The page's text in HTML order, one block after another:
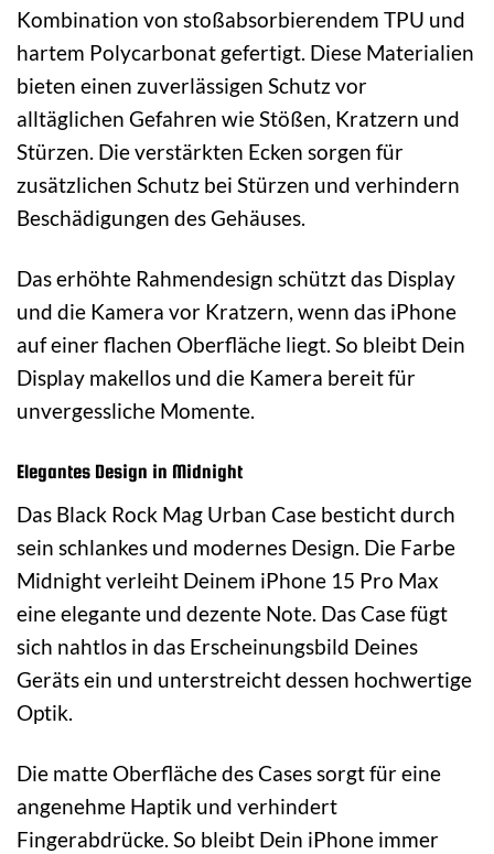
Kombination von stoßabsorbierendem TPU und
hartem Polycarbonat gefertigt. Diese Materialien
bieten einen zuverlässigen Schutz vor
alltäglichen Gefahren wie Stößen, Kratzern und
Stürzen. Die verstärkten Ecken sorgen für
zusätzlichen Schutz bei Stürzen und verhindern
Beschädigungen des Gehäuses.
Das erhöhte Rahmendesign schützt das Display
und die Kamera vor Kratzern, wenn das iPhone
auf einer flachen Oberfläche liegt. So bleibt Dein
Display makellos und die Kamera bereit für
unvergessliche Momente.
Elegantes Design in Midnight
Das Black Rock Mag Urban Case besticht durch
sein schlankes und modernes Design. Die Farbe
Midnight verleiht Deinem iPhone 15 Pro Max
eine elegante und dezente Note. Das Case fügt
sich nahtlos in das Erscheinungsbild Deines
Geräts ein und unterstreicht dessen hochwertige
Optik.
Die matte Oberfläche des Cases sorgt für eine
angenehme Haptik und verhindert
Fingerabdrücke. So bleibt Dein iPhone immer